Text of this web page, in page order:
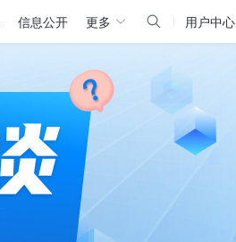
信息公开 更多 用户中心